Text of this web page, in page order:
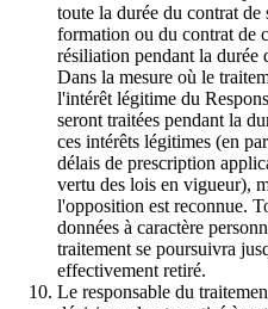
toute la durée du contrat
formation ou du contrat de
résiliation pendant la durée
Dans la mesure où le
l'intérêt légitime du
seront traitées pendant la
ces intérêts légitimes (en
délais de prescription
vertu des lois en vigueur),
l'opposition est reconnue.
données à caractère
traitement se poursuivra
effectivement retiré.
Le responsable du